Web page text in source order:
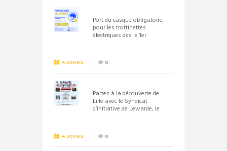
Port du casque obligatoire
pour les trottinettes
électriques dès le 1er
4 JOURS 0
Partez à la découverte de
Lille avec le Syndicat
d’initiative de Lewarde, le
4 JOURS 0